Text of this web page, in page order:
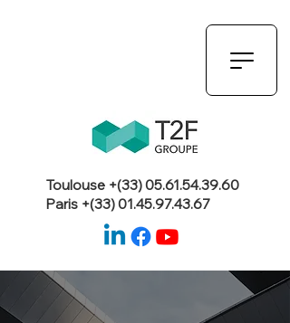
Toulouse +(33)05.61.54.39.60
Paris +(33)01.45.97.43.67